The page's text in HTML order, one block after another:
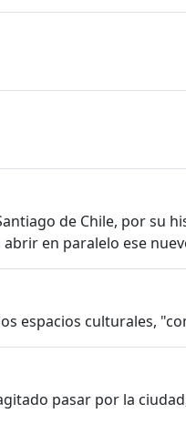
de Chile, por su
en paralelo ese
espacios culturales,
pasar por la